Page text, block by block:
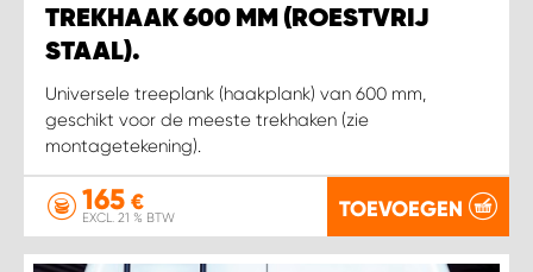
TREKHAAK 600 MM (ROESTVRIJ
STAAL).
Universele treeplank (haakplank) van 600 mm,
geschikt voor de meeste trekhaken (zie
montagetekening).
165 €
EXCL. 21 % BTW TOEVOEGEN